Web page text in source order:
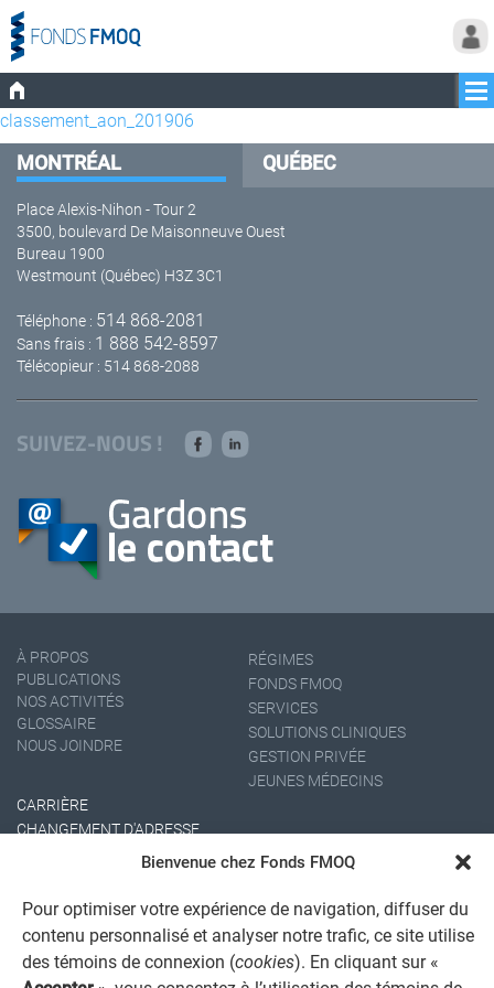
Bienvenue chez Fonds FMOQ
Pour optimiser votre expérience de navigation, diffuser du
contenu personnalisé et analyser notre trafic, ce site utilise
des témoins de connexion (cookies). En cliquant sur «
classement_aon_201906
MONTRÉAL QUÉBEC
Place Alexis-Nihon - Tour 2
3500, boulevard De Maisonneuve Ouest
Bureau 1900
Westmount (Québec) H3Z 3C1
Téléphone : 514 868-2081
Sans frais : 1 888 542-8597
Télécopieur : 514 868-2088
SUIVEZ-NOUS !
À PROPOS
PUBLICATIONS
NOS ACTIVITÉS
GLOSSAIRE
NOUS JOINDRE
RÉGIMES
FONDS FMOQ
SERVICES
SOLUTIONS CLINIQUES
GESTION PRIVÉE
JEUNES MÉDECINS
CARRIÈRE
CHANGEMENT D'ADRESSE